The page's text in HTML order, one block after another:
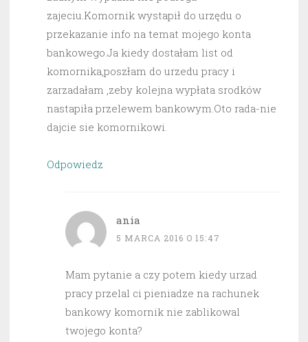
zajeciu.Komornik wystapił do urzędu o
przekazanie info na temat mojego konta
bankowego.Ja kiedy dostałam list od
komornika,poszłam do urzedu pracy i
zarzadałam ,zeby kolejna wypłata srodków
nastapiła przelewem bankowym.Oto rada-nie
dajcie sie komornikowi.
Odpowiedz
ania
5 MARCA 2016 O 15:47
Mam pytanie a czy potem kiedy urzad
pracy przelal ci pieniadze na rachunek
bankowy komornik nie zablikowal
twojego konta?